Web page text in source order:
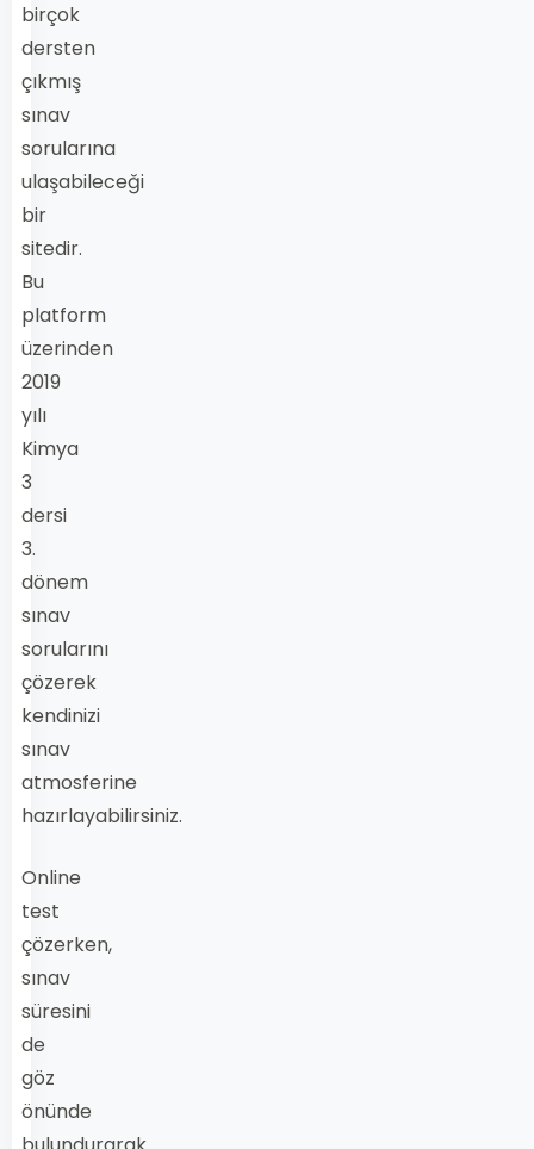
birçok
dersten
çıkmış
sınav
sorularına
ulaşabileceği
bir
sitedir.
Bu
platform
üzerinden
2019
yılı
Kimya
3
dersi
3.
dönem
sınav
sorularını
çözerek
kendinizi
sınav
atmosferine
hazırlayabilirsiniz.
Online
test
çözerken,
sınav
süresini
de
göz
önünde